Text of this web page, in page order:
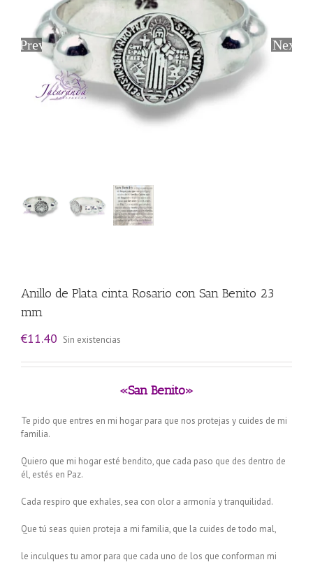
Previous Next
Anillo de Plata cinta Rosario con San Benito 23
mm
€11.40 Sin existencias
«San Benito»
Te pido que entres en mi hogar para que nos protejas y cuides de mi
familia.
Quiero que mi hogar esté bendito, que cada paso que des dentro de
él, estés en Paz.
Cada respiro que exhales, sea con olor a armonía y tranquilidad.
Que tú seas quien proteja a mi familia, que la cuides de todo mal,
le inculques tu amor para que cada uno de los que conforman mi